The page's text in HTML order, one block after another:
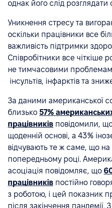
однак його слід розглядати
Уникнення стресу та
оскільки працівники все
важливість підтримки
Співробітники все чіткіше
не тимчасовими
інсультів, інфарктів та
За даними американської
близько 57%
працівників повідомили,
щоденній основі, а 43%
відчувають те ж саме, що на
попередньому році.
асоціація повідомляє, що
працівників постійно
з роботою, і цей показник
після закінчення пандемії.